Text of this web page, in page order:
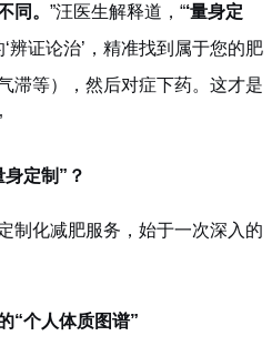
同。 ”汪医生解释道，“‘量身定
辨证论治’，精准找到属于您的肥
滞等），然后对症下药。这才是
定制”？
制化减肥服务，始于一次深入的
“个人体质图谱”